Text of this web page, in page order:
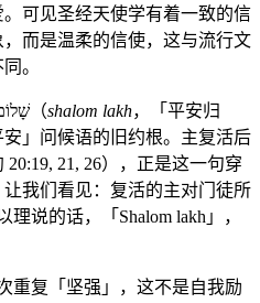
可见圣经天使学有着一致的信
而是温柔的信使，这与流行文
。
「愿你平安」，希伯来文 שָׁלוֹם לָךְ（shalom lakh，「平安归
」问候语的旧约根。主复活后
21, 26），正是这一句穿
我们看见：复活的主对门徒所
说的话，「Shalom lakh」，
重复「坚强」，这不是自我励